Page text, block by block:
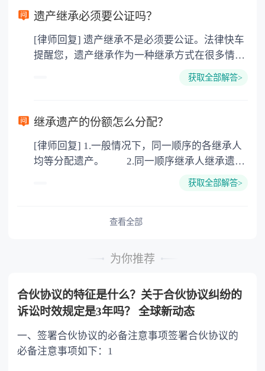
要缴纳公证费，具体如下： 1. 公证费：按房
3. 印花税：按房屋评估价的0.05%缴纳 4. 土
地增值税：按房价1%缴纳 5. 房屋产权登记费：
遗产继承必须要公证吗？
[律师回复] 遗产继承不是必须要公证。法律快车
提醒您，遗产继承作为一种继承方式在很多情况
下都是不需要公证的，当然，如果需要公正的也
以防对财产继承发生纠纷，可以对遗产继承进行
公证。
获取全部解答>
继承遗产的份额怎么分配？
[律师回复] 1.一般情况下，同一顺序的各继承人
均等分配遗产。 2.同一顺序继承人继承遗产
或者与被继承人共同生活的继承人，分配遗产
的继承人，不尽扶养义务的，分配遗产时，应当
获取全部解答>
查看全部
为你推荐
合伙协议的特征是什么？关于合伙协议纠纷的
诉讼时效规定是3年吗？ 全球新动态
一、签署合伙协议的必备注意事项签署合伙协议的
必备注意事项如下：1